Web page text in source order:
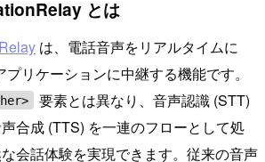
とは
は、電話音声をリアルタイムに
リケーションに中継する機能です。
要素とは異なり、音声認識 (STT)
声合成 (TTS) を一連のフローとして処
会話体験を実現できます。従来の音声